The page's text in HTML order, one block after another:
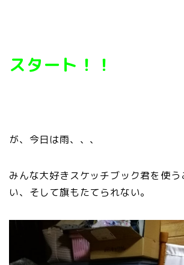
スタート！！
が、今日は雨、、、
みんな大好きスケッチブック君を使う
い、そして旗もたてられない。